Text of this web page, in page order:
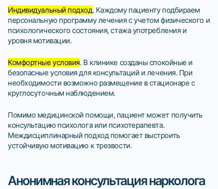
Индивидуальный подход. Каждому пациенту подбираем
персональную программу лечения с учетом физического и
психологического состояния, стажа употребления и
уровня мотивации.
Комфортные условия. В клинике созданы спокойные и
безопасные условия для консультаций и лечения. При
необходимости возможно размещение в стационаре с
круглосуточным наблюдением.
Помимо медицинской помощи, пациент может получить
консультацию психолога или психотерапевта.
Междисциплинарный подход помогает выстроить
устойчивую мотивацию к трезвости.
Анонимная консультация нарколога